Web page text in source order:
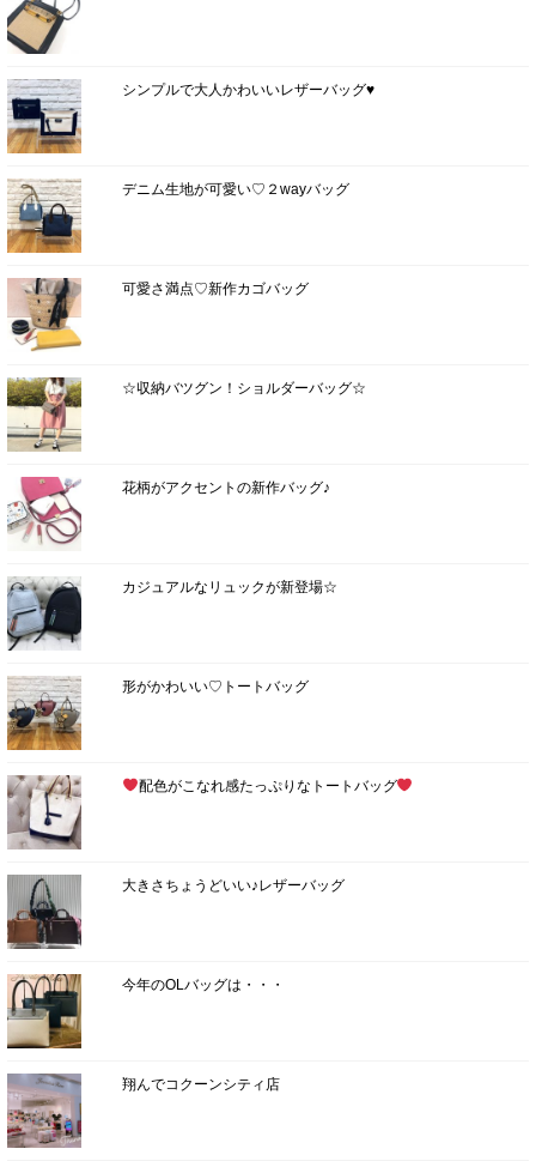
シンプルで大人かわいいレザーバッグ♥
デニム生地が可愛い♡２wayバッグ
可愛さ満点♡新作カゴバッグ
☆収納バツグン！ショルダーバッグ☆
花柄がアクセントの新作バッグ♪
カジュアルなリュックが新登場☆
形がかわいい♡トートバッグ
配色がこなれ感たっぷりなトートバッグ
大きさちょうどいい♪レザーバッグ
今年のOLバッグは・・・
翔んでコクーンシティ店